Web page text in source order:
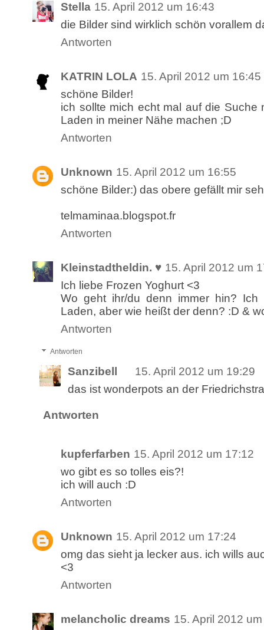
Stella 15. April 2012 um 16:43
die Bilder sind wirklich schön vorallem
Antworten
KATRIN LOLA 15. April 2012 um 16:45
schöne Bilder!
ich sollte mich echt mal auf die Suche
Laden in meiner Nähe machen ;D
Antworten
Unknown 15. April 2012 um 16:55
schöne Bilder:) das obere gefällt mir
telmaminaa.blogspot.fr
Antworten
Kleinstadtheldin. ♥ 15. April 2012 um
Ich liebe Frozen Yoghurt <3
Wo geht ihr/du denn immer hin? Ich
Laden, aber wie heißt der denn? :D &
Antworten
Antworten
Sanzibell
15. April 2012 um 19:29
das ist wonderpots an der
Antworten
kupferfarben 15. April 2012 um 17:12
wo gibt es so tolles eis?!
ich will auch :D
Antworten
Unknown 15. April 2012 um 17:24
omg das sieht ja lecker aus. ich wills
<3
Antworten
melancholic dreams 15. April 2012